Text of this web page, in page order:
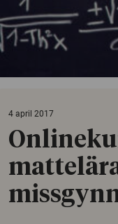
4 april 2017